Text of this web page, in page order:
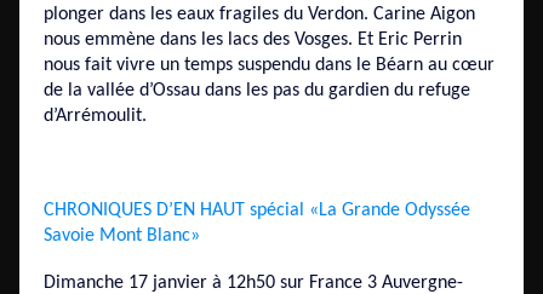
plonger dans les eaux fragiles du Verdon. Carine Aigon
nous emmène dans les lacs des Vosges. Et Eric Perrin
nous fait vivre un temps suspendu dans le Béarn au cœur
de la vallée d’Ossau dans les pas du gardien du refuge
d’Arrémoulit.
CHRONIQUES D’EN HAUT spécial «La Grande Odyssée
Savoie Mont Blanc»
Dimanche 17 janvier à 12h50 sur France 3 Auvergne-